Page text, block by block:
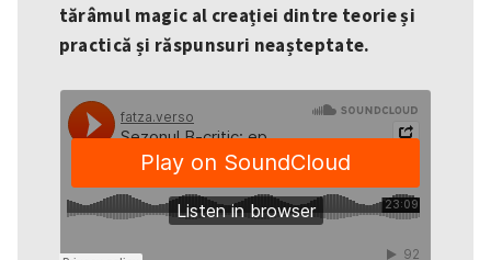
tărâmul magic al creației dintre teorie și
practică și răspunsuri neașteptate.